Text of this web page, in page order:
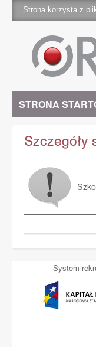
Strona korzysta z
STRONA
Szczegóły
System